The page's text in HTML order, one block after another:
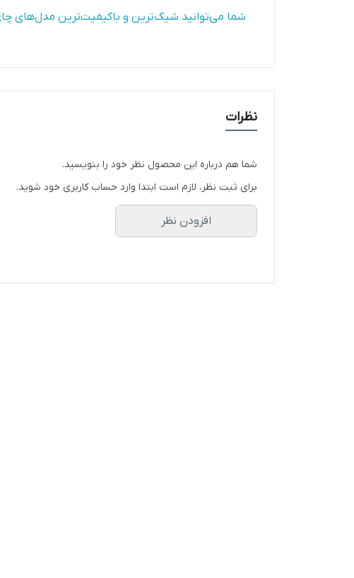
شما می‌توانید شیک‌ترین و باکیفیت‌ترین مدل‌های
نظرات
شما هم درباره این محصول نظر خود را بنویسید.
برای ثبت نظر، لازم است ابتدا وارد حساب کاربری خود شوید.
افزودن نظر